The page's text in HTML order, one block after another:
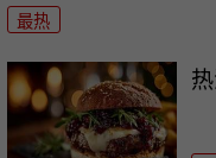
最热